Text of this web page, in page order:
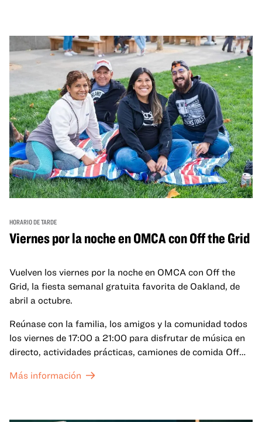
adultos!
HORARIO DE TARDE
Viernes por la noche en OMCA con Off the Grid
Vuelven los viernes por la noche en OMCA con Off the
Grid, la fiesta semanal gratuita favorita de Oakland, de
abril a octubre.
Reúnase con la familia, los amigos y la comunidad todos
los viernes de 17:00 a 21:00 para disfrutar de música en
directo, actividades prácticas, camiones de comida Off
exposiciones especiales, con una
Más información